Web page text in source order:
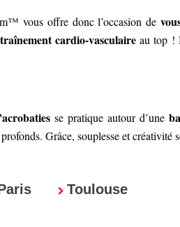
vous offre donc l’occasion de
cardio-vasculaire au top !
se pratique autour d’une
Grâce, souplesse et créativité
Toulouse